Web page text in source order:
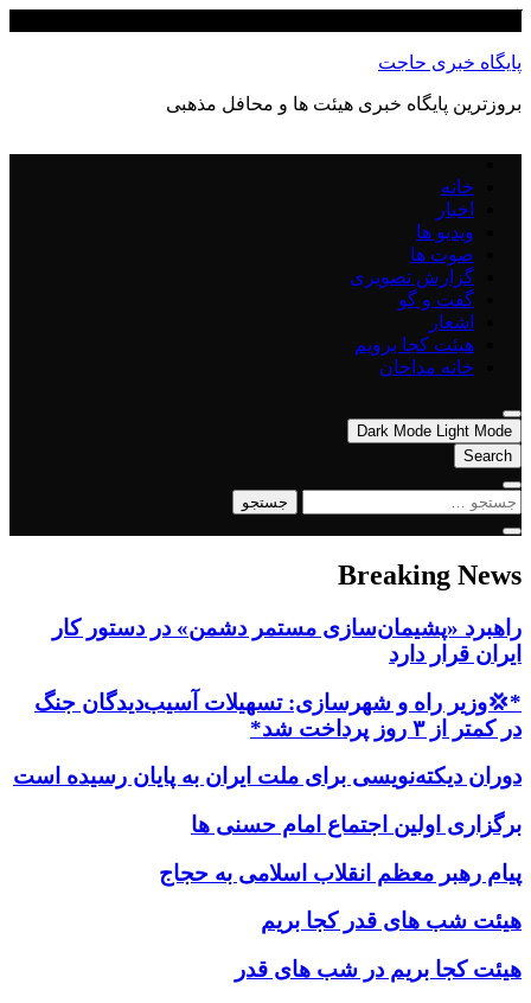
content
پایگاه خبری حاجت
بروزترین پایگاه‌ خبری هیئت ها و محافل مذهبی
خانه
اخبار
ویدیو ها
صوت ها
گزارش تصویری
گفت و گو
اشعار
هیئت کجا برویم
خانه مداحان
Dark Mode Light Mode
Search
جستجو
Breaking News
راهبرد «پشیمان‌سازی مستمر دشمن» در دستور کار
ایران قرار دارد
*💢وزیر راه و شهرسازی: تسهیلات آسیب‌دیدگان جنگ
در کمتر از ۳ روز پرداخت شد*
دوران دیکته‌نویسی برای ملت ایران به پایان رسیده است
برگزاری اولین اجتماع امام حسنی ها
پیام رهبر معظم انقلاب اسلامی به حجاج
هیئت شب های قدر کجا بریم
هیئت کجا بریم در شب های قدر